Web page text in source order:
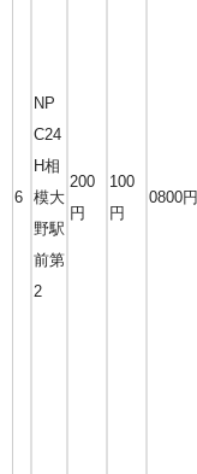
6
NP
C24
H相
模大
野駅
前第
2
200
円
100
円
0800円